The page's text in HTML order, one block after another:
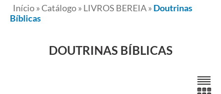
Início»Catálogo» LIVROS BEREIA» Doutrinas
Bíblicas
DOUTRINAS BÍBLICAS